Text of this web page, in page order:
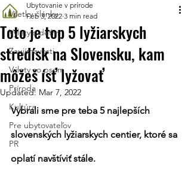
Všetky články
Výlety s deťmi
Zaujímavosti
Výlety so psom
Príroda
Kultúra
Pre ubytovateľov
PR
Toto je top 5 lyžiarskych
stredísk na Slovensku, kam
môžeš ísť lyžovať
Ubytovanie v prírode
Feb 3, 2022 3 min read
Updated: Mar 7, 2022
Vybrali sme pre teba 5 najlepších
slovenských lyžiarskych centier, ktoré sa
oplatí navštíviť stále.